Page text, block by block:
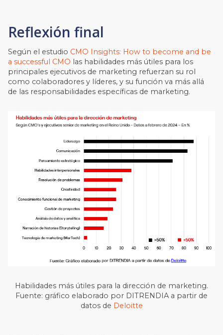
Reflexión final
Según el estudio CMO Insights: How to become and be
a successful CMO las habilidades más útiles para los
principales ejecutivos de marketing refuerzan su rol
como colaboradores y líderes, y su función va más allá
de las responsabilidades específicas de marketing.
Habilidades más útiles para la dirección de marketing.
Fuente: gráfico elaborado por DITRENDIA a partir de
datos de Deloitte